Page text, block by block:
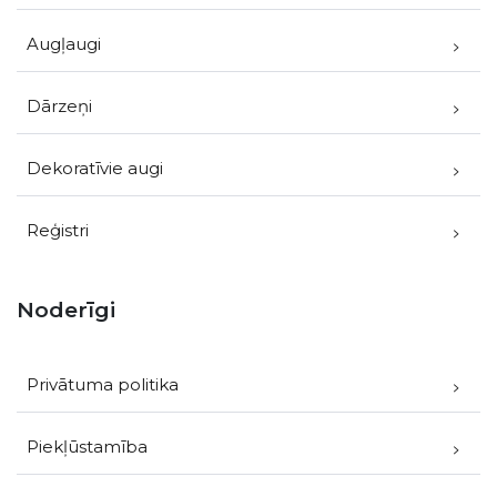
Augļaugi
Dārzeņi
Dekoratīvie augi
Reģistri
Noderīgi
Privātuma politika
Piekļūstamība